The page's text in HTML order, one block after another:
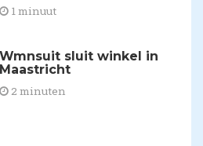
1 minuut
Wmnsuit sluit winkel in
Maastricht
2 minuten